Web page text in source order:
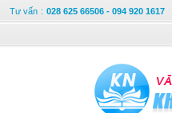
Tư vấn : 028 625 66506 - 094 920 1617